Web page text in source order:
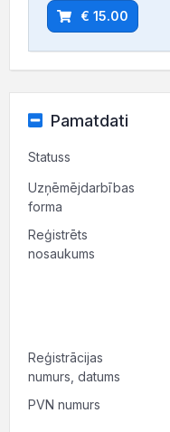
€ 15.00
Pamatdati
Statuss
Uzņēmējdarbības
forma
Reģistrēts
nosaukums
Reģistrācijas
numurs, datums
PVN numurs